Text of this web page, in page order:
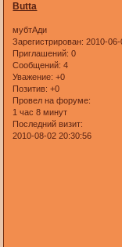
Butta
мубтАди
Зарегистрирован: 2010-06-
Приглашений: 0
Сообщений: 4
Уважение: +0
Позитив: +0
Провел на форуме:
1 час 8 минут
Последний визит:
2010-08-02 20:30:56